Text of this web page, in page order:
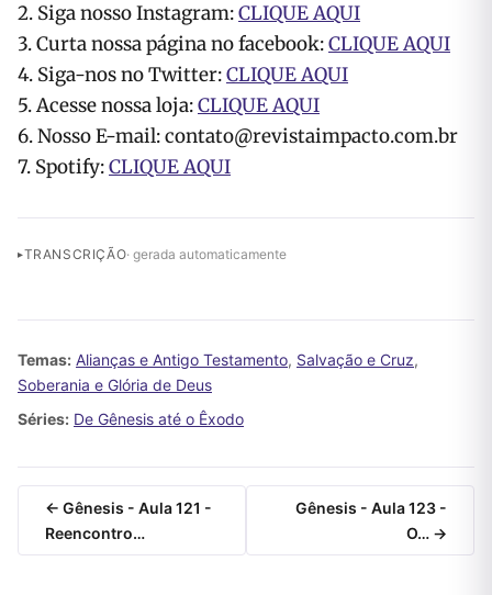
2. Siga nosso Instagram:CLIQUE AQUI
3. Curta nossa página no facebook:CLIQUE AQUI
4. Siga-nos no Twitter:CLIQUE AQUI
5. Acesse nossa loja:CLIQUE AQUI
6. Nosso E-mail:contato@revistaimpacto.com.br
7. Spotify:CLIQUE AQUI
TRANSCRIÇÃO· gerada automaticamente
Temas: Alianças e Antigo Testamento, Salvação e Cruz,
Soberania e Glória de Deus
Séries: De Gênesis até o Êxodo
← Gênesis - Aula 121 -
Reencontro…
Gênesis - Aula 123 -
O… →